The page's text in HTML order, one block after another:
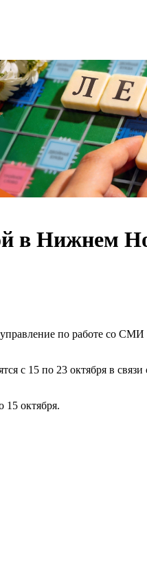
в Нижнем
по работе со
с 15 по 23 октября в связи
15 октября.